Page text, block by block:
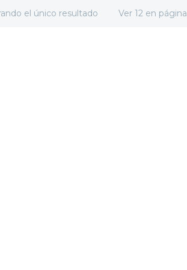
Ver 12 en página
el único resultado